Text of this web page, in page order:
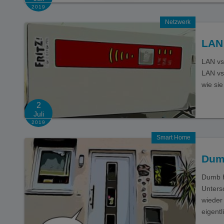
2019
Netzwerk
2
Juli
2019
LAN
LAN
wie
Smart Home
Dumb